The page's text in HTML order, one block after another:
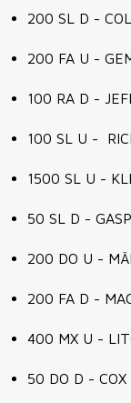
200 SL D -
200 FA U -
100 RA D -
100 SL U -
1500 SL U -
50 SL D -
200 DO U -
200 FA D -
400 MX U -
50 DO D - COX